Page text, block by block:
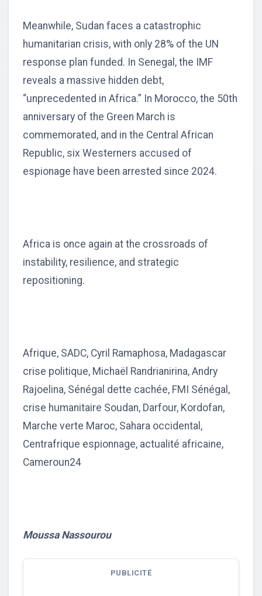
Meanwhile, Sudan faces a catastrophic
humanitarian crisis, with only 28% of the UN
response plan funded. In Senegal, the IMF
reveals a massive hidden debt,
“unprecedented in Africa.” In Morocco, the 50th
anniversary of the Green March is
commemorated, and in the Central African
Republic, six Westerners accused of
espionage have been arrested since 2024.
Africa is once again at the crossroads of
instability, resilience, and strategic
repositioning.
Afrique, SADC, Cyril Ramaphosa, Madagascar
crise politique, Michaël Randrianirina, Andry
Rajoelina, Sénégal dette cachée, FMI Sénégal,
crise humanitaire Soudan, Darfour, Kordofan,
Marche verte Maroc, Sahara occidental,
Centrafrique espionnage, actualité africaine,
Cameroun24
Moussa Nassourou
PUBLICITÉ